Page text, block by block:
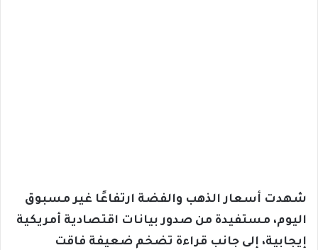
شهدت أسعار الذهب والفضة ارتفاعًا غير مسبوق
اليوم، مستفيدة من صدور بيانات اقتصادية أمريكية
إيجابية، إلى جانب قراءة تضخم ضعيفة فاقت